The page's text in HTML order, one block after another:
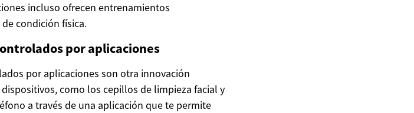
incluso ofrecen entrenamientos
condición física.
por aplicaciones
por aplicaciones son otra innovación
como los cepillos de limpieza facial y
a través de una aplicación que te permite